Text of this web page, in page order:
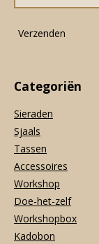
m
Verzenden
Categoriën
Sieraden
Sjaals
Tassen
Accessoires
Workshop
Doe-het-zelf
Workshopbox
Kadobon